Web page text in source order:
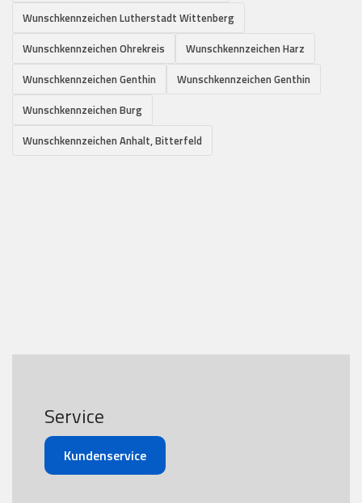
Wunschkennzeichen Lutherstadt Wittenberg
Wunschkennzeichen Ohrekreis
Wunschkennzeichen Harz
Wunschkennzeichen Genthin
Wunschkennzeichen Genthin
Wunschkennzeichen Burg
Wunschkennzeichen Anhalt, Bitterfeld
Service
Kundenservice